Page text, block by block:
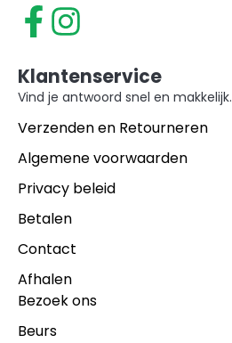
Klantenservice
Vind je antwoord snel en makkelijk.
Verzenden en Retourneren
Algemene voorwaarden
Privacy beleid
Betalen
Contact
Afhalen
Bezoek ons
Beurs